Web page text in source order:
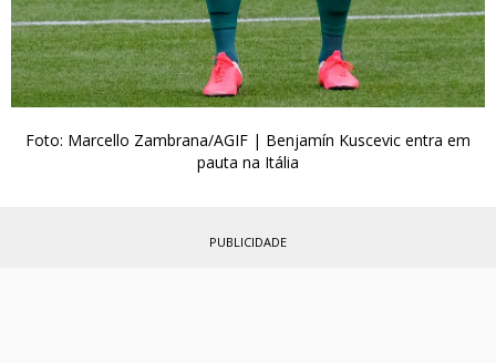
Foto: Marcello Zambrana/AGIF | Benjamín Kuscevic entra em
pauta na Itália
PUBLICIDADE